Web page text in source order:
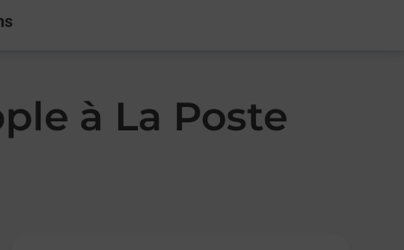
à La Poste